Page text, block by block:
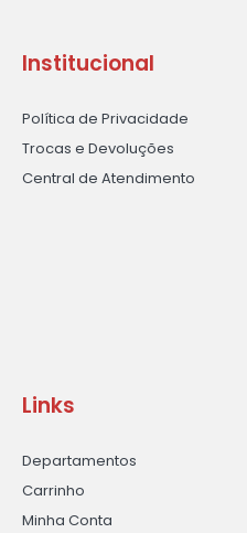
Institucional
Política de Privacidade
Trocas e Devoluções
Central de Atendimento
Links
Departamentos
Carrinho
Minha Conta